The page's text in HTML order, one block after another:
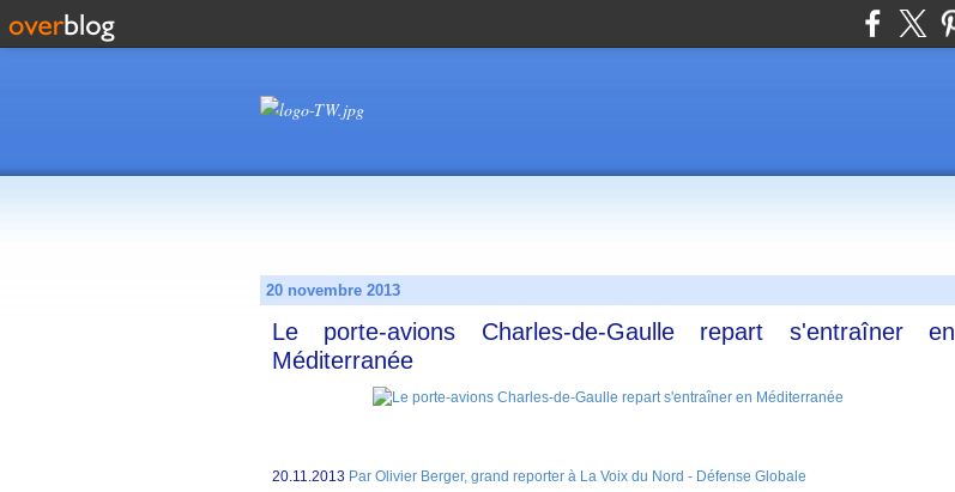
20 novembre 2013
Le porte-avions Charles-de-Gaulle repart s'entraîner en
Méditerranée
20.11.2013 Par Olivier Berger, grand reporter à La Voix du Nord - Défense Globale